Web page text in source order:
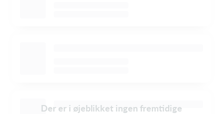
Der er i øjeblikket ingen fremtidige